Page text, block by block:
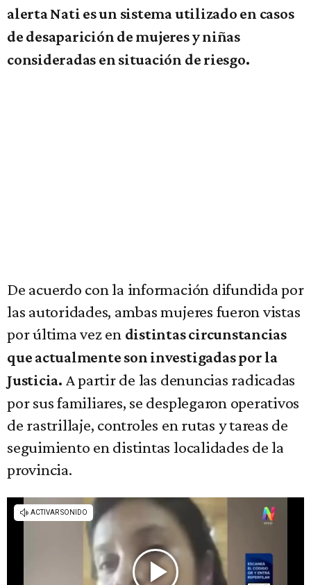
alerta Nati es un sistema utilizado en casos
de desaparición de mujeres y niñas
consideradas en situación de riesgo.
De acuerdo con la información difundida por
las autoridades, ambas mujeres fueron vistas
por última vez en distintas circunstancias
que actualmente son investigadas por la
Justicia. A partir de las denuncias radicadas
por sus familiares, se desplegaron operativos
de rastrillaje, controles en rutas y tareas de
seguimiento en distintas localidades de la
provincia.